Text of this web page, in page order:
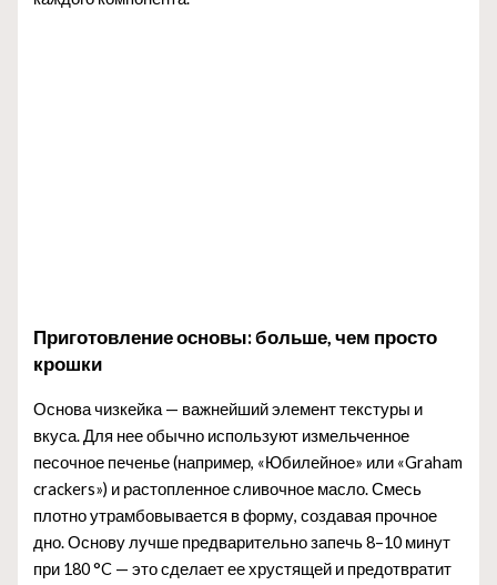
Приготовление основы: больше, чем просто
крошки
Основа чизкейка — важнейший элемент текстуры и
вкуса. Для нее обычно используют измельченное
песочное печенье (например, «Юбилейное» или «Graham
crackers») и растопленное сливочное масло. Смесь
плотно утрамбовывается в форму, создавая прочное
дно. Основу лучше предварительно запечь 8–10 минут
при 180 °C — это сделает ее хрустящей и предотвратит